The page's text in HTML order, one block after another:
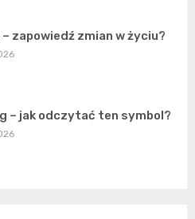
zapowiedź zmian w życiu?
– jak odczytać ten symbol?